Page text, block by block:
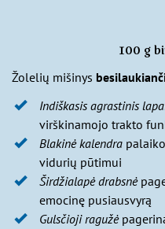
100 g
Žolelių mišinys
Indiškasis agrastinis
virškinamojo trakto
Blakinė kalendra
vidurių pūtimui
Širdžialapė drabsnė
emocinę pusiausvyrą
Gulsčioji ragužė